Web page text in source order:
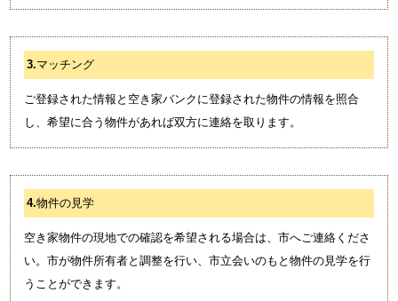
3.マッチング
ご登録された情報と空き家バンクに登録された物件の情報を照合
し、希望に合う物件があれば双方に連絡を取ります。
4.物件の見学
空き家物件の現地での確認を希望される場合は、市へご連絡くださ
い。市が物件所有者と調整を行い、市立会いのもと物件の見学を行
うことができます。